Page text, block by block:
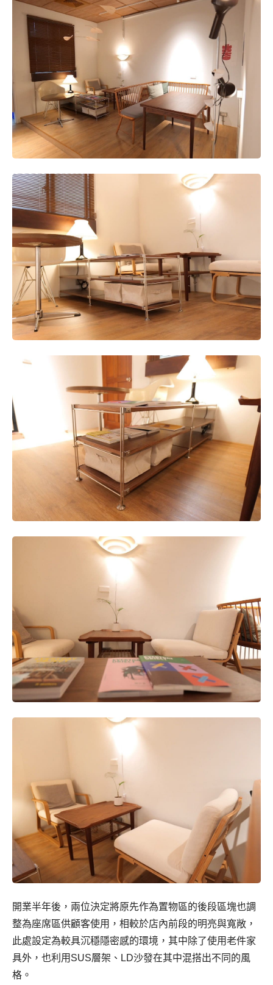
開業半年後，兩位決定將原先作為置物區的後段區塊也調
整為座席區供顧客使用，相較於店內前段的明亮與寬敞，
此處設定為較具沉穩隱密感的環境，其中除了使用老件家
具外，也利用SUS層架、LD沙發在其中混搭出不同的風
格。